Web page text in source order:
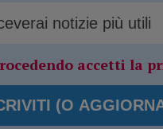
accetti la